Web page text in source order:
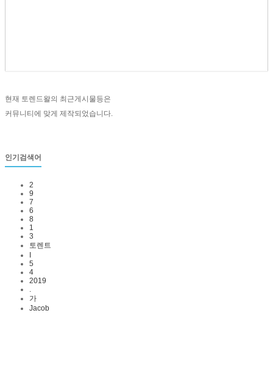
현재 토렌드왈의 최근게시물등은
커뮤니티에 맞게 제작되었습니다.
인기검색어
2
9
7
6
8
1
3
토렌트
5
4
2019
.
가
Jacob